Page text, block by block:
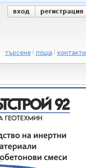
вход регистрация
търсене поща контакти